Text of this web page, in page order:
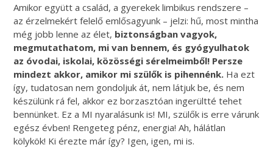
Amikor együtt a család, a gyerekek limbikus rendszere –
az érzelmekért felelő emlősagyunk – jelzi: hű, most mintha
még jobb lenne az élet, biztonságban vagyok,
megmutathatom, mi van bennem, és gyógyulhatok
az óvodai, iskolai, közösségi sérelmeimből! Persze
mindezt akkor, amikor mi szülők is pihennénk. Ha ezt
így, tudatosan nem gondoljuk át, nem látjuk be, és nem
készülünk rá fel, akkor ez borzasztóan ingerültté tehet
bennünket. Ez a MI nyaralásunk is! MI, szülők is erre várunk
egész évben! Rengeteg pénz, energia! Ah, hálátlan
kölykök! Ki érezte már így? Igen, igen, mi is.